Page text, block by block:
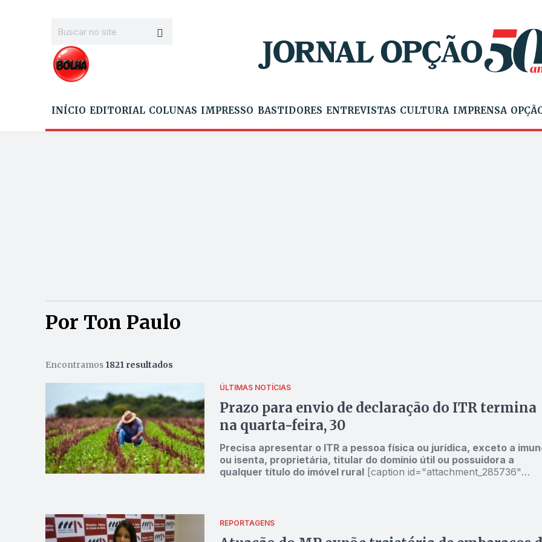
INÍCIO EDITORIAL COLUNAS IMPRESSO BASTIDORES ENTREVISTAS CULTURA IMPRENSA
Por Ton Paulo
Encontramos 1821 resultados
ÚLTIMAS NOTÍCIAS
Prazo para envio de declaração do ITR termina
na quarta-feira, 30
Precisa apresentar o ITR a pessoa física ou jurídica, exceto a
ou isenta, proprietária, titular do domínio útil ou possuidora a
qualquer título do imóvel rural[caption id="attachment_285736"
termina na próxima quarta-feira, 30, tanto para pessoas físicas
REPORTAGENS